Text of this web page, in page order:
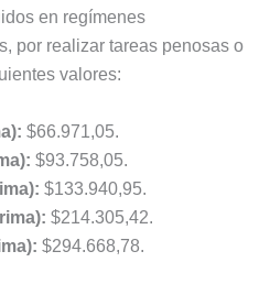
en regímenes
por realizar tareas penosas o
valores:
$66.971,05.
$93.758,05.
$133.940,95.
$214.305,42.
$294.668,78.